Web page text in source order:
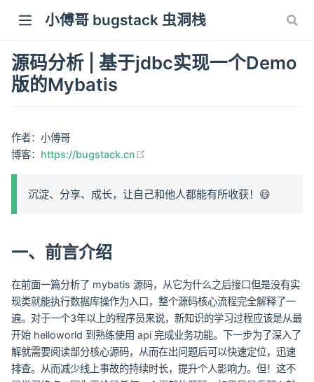
小傅哥 bugstack 虫洞栈
源码分析 | 基于jdbc实现一个Demo
版的Mybatis
作者：小傅哥
博客： https://bugstack.cn
沉淀、分享、成长，让自己和他人都能有所收获！😄
一、前言介绍
在前面一篇分析了 mybatis 源码，从它为什么之后接口但是没有实
现类就能执行数据库操作为入口，整个源码核心流程完全解释了一
遍。对于一个3年以上的程序员来说，新知识的学习过程应该是从最
开始 helloworld 到熟练使用 api 完成业务功能。下一步为了深入了
解就需要阅读部分核心源码，从而在出问题后可以快速定位，迅速
排查。从而减少线上事故的持续时长，提升个人影响力。但！这不